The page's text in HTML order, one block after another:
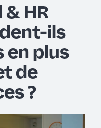
HR
ils
en plus
de
?